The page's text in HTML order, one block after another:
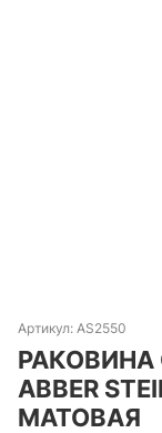
Артикул: AS2550
ABBER
МАТОВАЯ